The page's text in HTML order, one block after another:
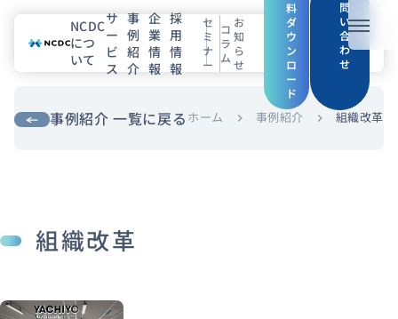
メニュ
NCDCについて
サービス
採用情報
セミナーコラムお知らせ
NCDC
につ
いて
サ
ー
ビ
ス
事
例
紹
介
企
業
情
報
採
用
情
報
セ
ミ
ナ
ー
コ
ラ
ム
お
知
ら
せ
料
ダ
ウ
ン
ロ
ー
ド
問
い
合
わ
せ
事例紹介 一覧に戻る ホーム chevron_right 事例紹介 chevron_right 組織改革
組織改革